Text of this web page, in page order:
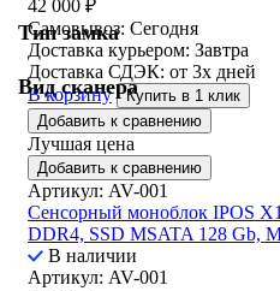
Тип замка
Вид сканера
42 000 ₽
Самовывоз: Сегодня
Доставка курьером: Завтра
Доставка СДЭК: от 3х дней
В корзину
Купить в 1 клик
Добавить к сравнению
Лучшая цена
Добавить к сравнению
Артикул: AV-001
Сенсорный моноблок IPOS
DDR4, SSD MSATA 128 Gb,
В наличии
Артикул: AV-001